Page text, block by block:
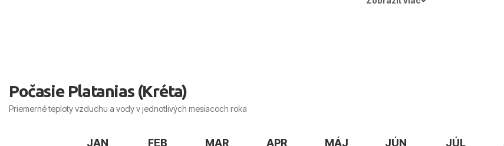
Počasie Platanias (Kréta)
Priemerné teploty vzduchu a vody v jednotlivých mesiacoch roka
JAN FEB MAR APR MÁJ JÚN JÚL